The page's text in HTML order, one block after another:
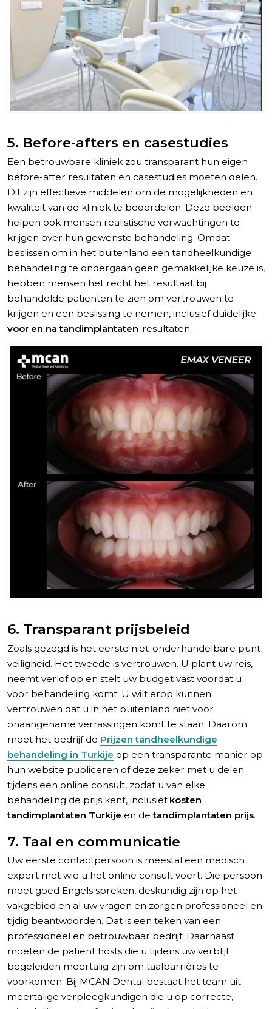
5. Before-afters en casestudies
Een betrouwbare kliniek zou transparant hun eigen
before-after resultaten en casestudies moeten delen.
Dit zijn effectieve middelen om de mogelijkheden en
kwaliteit van de kliniek te beoordelen. Deze beelden
helpen ook mensen realistische verwachtingen te
krijgen over hun gewenste behandeling. Omdat
beslissen om in het buitenland een tandheelkundige
behandeling te ondergaan geen gemakkelijke keuze is,
hebben mensen het recht het resultaat bij
behandelde patiënten te zien om vertrouwen te
krijgen en een beslissing te nemen, inclusief duidelijke
voor en na tandimplantaten-resultaten.
6. Transparant prijsbeleid
Zoals gezegd is het eerste niet-onderhandelbare punt
veiligheid. Het tweede is vertrouwen. U plant uw reis,
neemt verlof op en stelt uw budget vast voordat u
voor behandeling komt. U wilt erop kunnen
vertrouwen dat u in het buitenland niet voor
onaangename verrassingen komt te staan. Daarom
moet het bedrijf de Prijzen tandheelkundige
behandeling in Turkije op een transparante manier op
hun website publiceren of deze zeker met u delen
tijdens een online consult, zodat u van elke
behandeling de prijs kent, inclusief kosten
tandimplantaten Turkije en detandimplantaten prijs.
7. Taal en communicatie
Uw eerste contactpersoon is meestal een medisch
expert met wie u het online consult voert. Die persoon
moet goed Engels spreken, deskundig zijn op het
vakgebied en al uw vragen en zorgen professioneel en
tijdig beantwoorden. Dat is een teken van een
professioneel en betrouwbaar bedrijf. Daarnaast
moeten de patient hosts die u tijdens uw verblijf
begeleiden meertalig zijn om taalbarrières te
voorkomen. Bij MCAN Dental bestaat het team uit
meertalige verpleegkundigen die u op correcte,